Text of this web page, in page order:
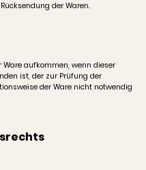
der Waren.
aufkommen, wenn dieser
ist, der zur Prüfung der
der Ware nicht notwendig